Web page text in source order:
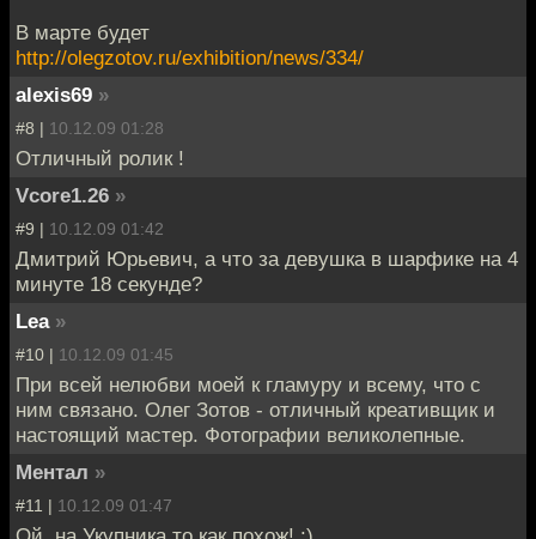
В марте будет
http://olegzotov.ru/exhibition/news/334/
alexis69 »
#8 | 10.12.09 01:28
Отличный ролик !
Vcore1.26 »
#9 | 10.12.09 01:42
Дмитрий Юрьевич, а что за девушка в шарфике на 4
минуте 18 секунде?
Lea »
#10 | 10.12.09 01:45
При всей нелюбви моей к гламуру и всему, что с
ним связано. Олег Зотов - отличный креативщик и
настоящий мастер. Фотографии великолепные.
Ментал »
#11 | 10.12.09 01:47